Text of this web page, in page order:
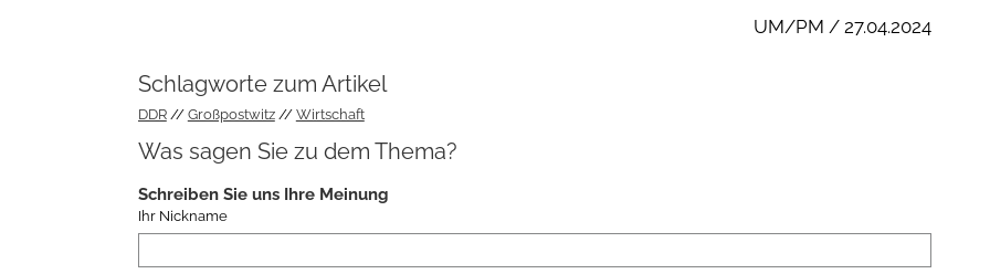
UM/PM / 27.04.2024
Schlagworte zum Artikel
DDR Großpostwitz Wirtschaft
Was sagen Sie zu dem Thema?
Schreiben Sie uns Ihre Meinung
Ihr Nickname